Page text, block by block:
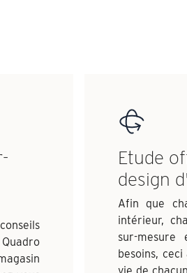
Etude
design
Afin que
intérieur,
sur-
besoins,